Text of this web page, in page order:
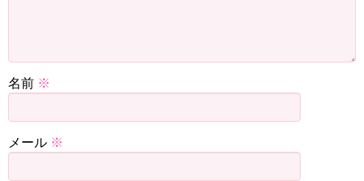
名前 ※
メール ※